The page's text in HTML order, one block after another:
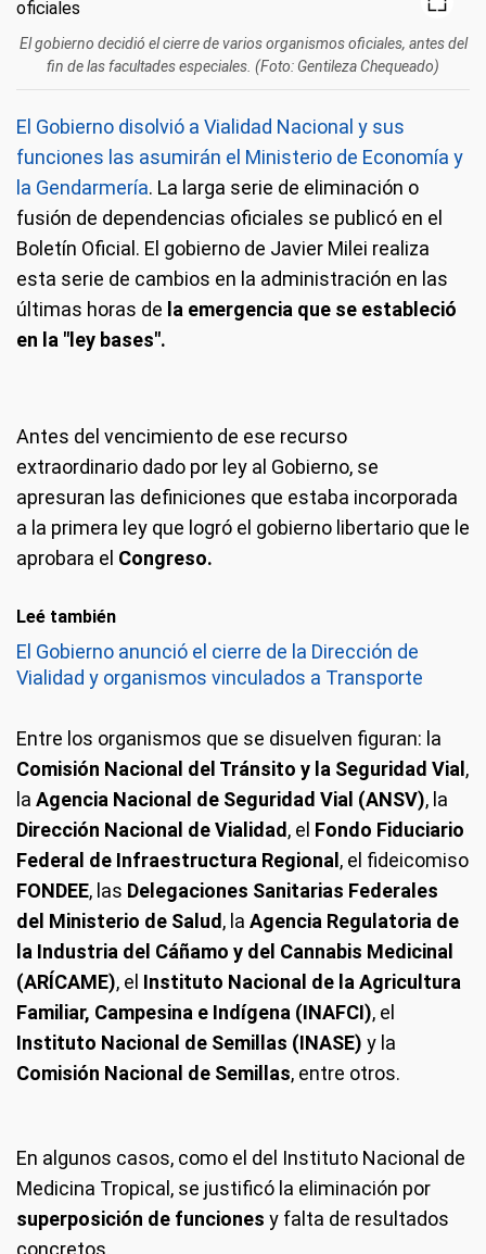
El gobierno decidió el cierre de varios organismos oficiales, antes del
fin de las facultades especiales. (Foto: Gentileza Chequeado)
El Gobierno disolvió a Vialidad Nacional y sus
funciones las asumirán el Ministerio de Economía y
la Gendarmería. La larga serie de eliminación o
fusión de dependencias oficiales se publicó en el
Boletín Oficial. El gobierno de Javier Milei realiza
esta serie de cambios en la administración en las
últimas horas de la emergencia que se estableció
en la "ley bases".
Antes del vencimiento de ese recurso
extraordinario dado por ley al Gobierno, se
apresuran las definiciones que estaba incorporada
a la primera ley que logró el gobierno libertario que le
aprobara el Congreso.
Leé también
El Gobierno anunció el cierre de la Dirección de
Vialidad y organismos vinculados a Transporte
Entre los organismos que se disuelven figuran: la
Comisión Nacional del Tránsito y la Seguridad Vial ,
la Agencia Nacional de Seguridad Vial (ANSV), la
Dirección Nacional de Vialidad , el Fondo Fiduciario
Federal de Infraestructura Regional , el fideicomiso
FONDEE, las Delegaciones Sanitarias Federales
del Ministerio de Salud , la Agencia Regulatoria de
la Industria del Cáñamo y del Cannabis Medicinal
(ARÍCAME), el Instituto Nacional de la Agricultura
Familiar, Campesina e Indígena (INAFCI), el
Instituto Nacional de Semillas (INASE) y la
Comisión Nacional de Semillas, entre otros.
En algunos casos, como el del Instituto Nacional de
Medicina Tropical, se justificó la eliminación por
superposición de funciones y falta de resultados
concretos.